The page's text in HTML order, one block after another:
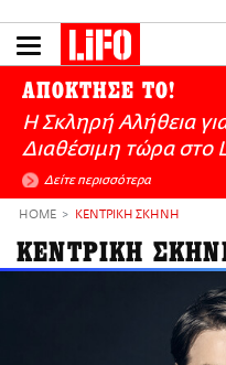
ΕΙΔΗΣΕΙΣ
CULTURE
ΑΠΟΨΕΙΣ
ΤΡΟΠΟΣ ΖΩΗΣ
PODCASTS
Plus
ΑΠΟΚΤΗΣΕ ΤΟ!
Η Σκληρή Αλήθεια
Διαθέσιμη τώρα στo
Δείτε περισσότερα
HOME ΚΕΝΤΡΙΚΗ ΣΚΗΝΗ
ΚΕΝΤΡΙΚΗ